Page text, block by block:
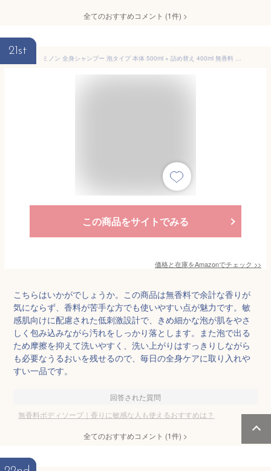
全てのおすすめコメント (1件) >
21st
ミノン 全身シャンプー 泡タイプ 本体 500ml + 詰め替え 400ml 無香料 ボディソープ 敏感肌 乾燥肌 肌あれ防止 低刺激性 弱酸性 [医薬部外品] Aronheurオリジナルマスクケース付き
この商品をサイトでみる
価格と在庫をAmazonでチェック >>
こちらはいかがでしょうか。この商品は無香料で余計な香りが
気にならず、香料が苦手な方でも使いやすい点が魅力です。敏
感肌向けに配慮された低刺激設計で、きめ細かな泡が肌をやさ
しく包み込みながら汚れをしっかり落とします。また泡で出る
ため摩擦を抑えて洗いやすく、洗い上がりはすっきりしながら
も必要なうるおいを残せるので、毎日の全身ケアに取り入れや
すい一品です。
回答された質問
無香料ボディソープ｜香りに敏感な人も使えるおすすめは？
全てのおすすめコメント (1件) >